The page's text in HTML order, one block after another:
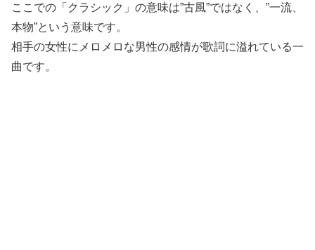
ここでの「クラシック」の意味は”古風”ではなく、”一流、
本物”という意味です。
相手の女性にメロメロな男性の感情が歌詞に溢れている一
曲です。